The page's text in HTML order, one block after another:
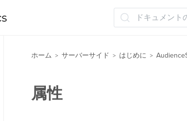
ドキュメント
ホーム > サーバーサイド > はじめに >
属性